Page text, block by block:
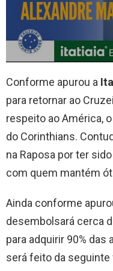
Conforme apurou a
para retornar ao
respeito ao América,
do Corinthians.
na Raposa por ter
com quem mantém
Ainda conforme
desembolsará cerca
para adquirir 90% das
será feito da seguinte